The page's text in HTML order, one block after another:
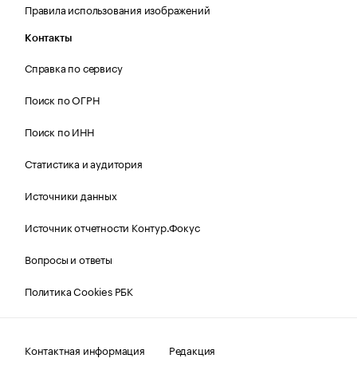
Правила использования изображений
Контакты
Справка по сервису
Поиск по ОГРН
Поиск по ИНН
Статистика и аудитория
Источники данных
Источник отчетности Контур.Фокус
Вопросы и ответы
Политика Cookies РБК
Контактная информация
Редакция